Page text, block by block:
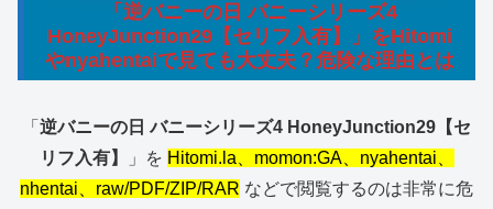
「逆バニーの日 バニーシリーズ4
HoneyJunction29【セリフ入有】」をHitomi
やnyahentaiで見ても大丈夫？危険な理由とは
「 逆バニーの日 バニーシリーズ4 HoneyJunction29【セ
リフ入有】
」を Hitomi.la、momon:GA、nyahentai、
nhentai、raw/PDF/ZIP/RAR などで閲覧するのは非常に危